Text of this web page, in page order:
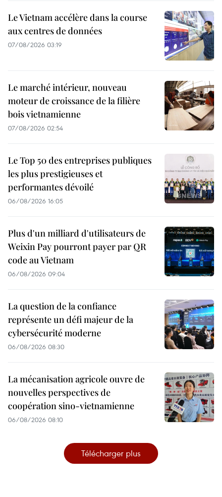
Le Vietnam accélère dans la course
aux centres de données
07/08/2026 03:19
Le marché intérieur, nouveau
moteur de croissance de la filière
bois vietnamienne
07/08/2026 02:54
Le Top 50 des entreprises publiques
les plus prestigieuses et
performantes dévoilé
06/08/2026 16:05
Plus d'un milliard d'utilisateurs de
Weixin Pay pourront payer par QR
code au Vietnam
06/08/2026 09:04
La question de la confiance
représente un défi majeur de la
cybersécurité moderne
06/08/2026 08:30
La mécanisation agricole ouvre de
nouvelles perspectives de
coopération sino-vietnamienne
06/08/2026 08:10
Télécharger plus